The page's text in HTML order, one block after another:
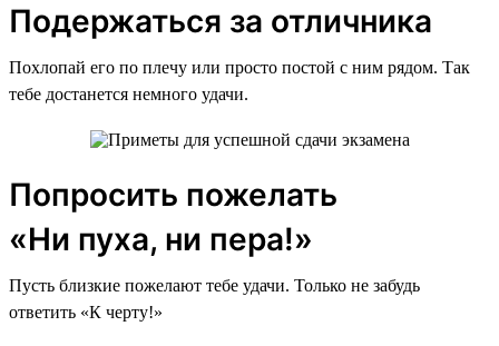
Подержаться за отличника
Похлопай его по плечу или просто постой с ним рядом. Так
тебе достанется немного удачи.
Попросить пожелать
«Ни пуха, ни пера!»
Пусть близкие пожелают тебе удачи. Только не забудь
ответить «К черту!»